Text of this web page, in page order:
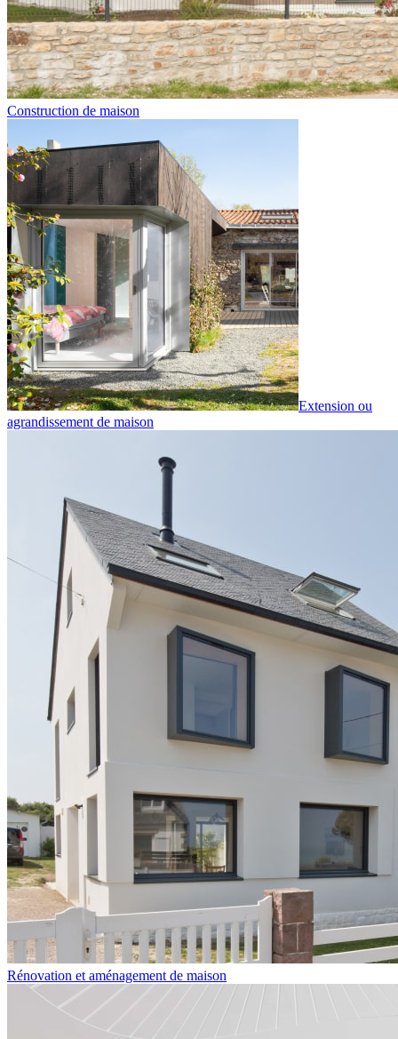
Construction de maison
Extension ou
agrandissement de maison
Rénovation et aménagement de maison